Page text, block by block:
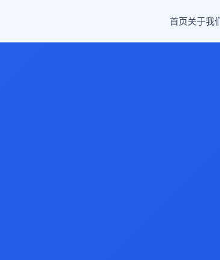
首页关于我